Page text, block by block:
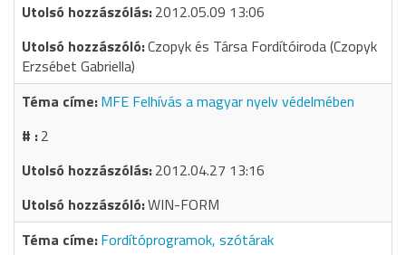
2012.05.09 13:06
Czopyk és Társa Fordítóiroda (Czopyk
Erzsébet Gabriella)
MFE Felhívás a magyar nyelv védelmében
2
2012.04.27 13:16
WIN-FORM
Fordítóprogramok, szótárak